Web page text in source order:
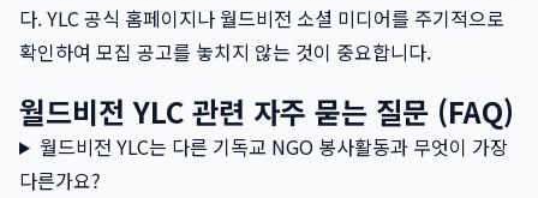
다. YLC 공식 홈페이지나 월드비전 소셜 미디어를 주기적으로
확인하여 모집 공고를 놓치지 않는 것이 중요합니다.
월드비전 YLC 관련 자주 묻는 질문 (FAQ)
월드비전 YLC는 다른 기독교 NGO 봉사활동과 무엇이 가장
다른가요?